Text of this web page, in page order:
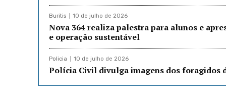
Buritis 10 de julho de 2026
Nova 364 realiza palestra para alunos e
e operação sustentável
Policia 10 de julho de 2026
Polícia Civil divulga imagens dos foragidos